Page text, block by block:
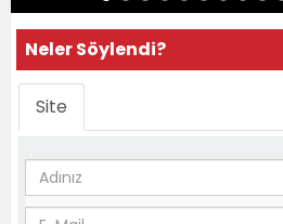
Neler Söylendi?
Site